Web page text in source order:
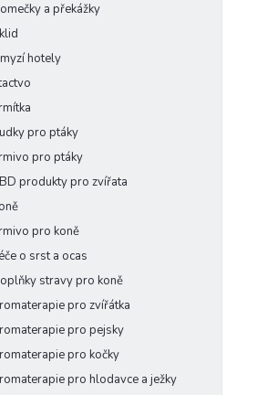
a překážky
hotely
pro ptáky
pro ptáky
produkty pro zvířata
pro koně
o srst a ocas
stravy pro koně
pro zvířátka
pro pejsky
pro kočky
pro hlodavce a ježky